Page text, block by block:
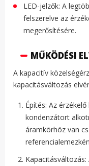
LED-jelzők: A
felszerelve az
megerősítésére.
MŰKÖDÉSI
A kapacitív
kapacitásváltozás
Építés: Az
kondenzátort
áramkörhöz van